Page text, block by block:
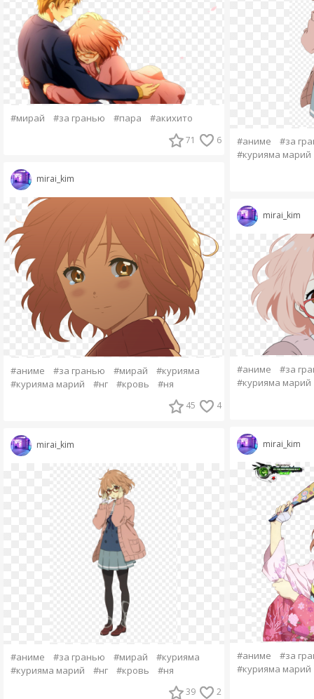
#мирай #за гранью #пара #акихито
71 6
mirai_kim
#аниме #за гранью #мирай
#курияма
#курияма марий
#нг #кровь #ня
45 4
mirai_kim
#аниме #за гранью #мирай
#курияма
#курияма марий
#нг #кровь #ня
39 2
#аниме
#за
#курияма марий
mirai_kim
#аниме
#за
#курияма марий
mirai_kim
#аниме
#за
#курияма марий